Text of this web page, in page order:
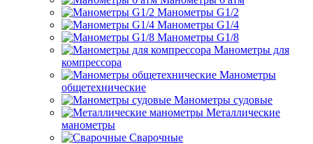
Манометры G1/2
Манометры G1/4
Манометры G1/8
Манометры для
компрессора
Манометры
общетехнические
Манометры судовые
Металлические
манометры
Сварочные